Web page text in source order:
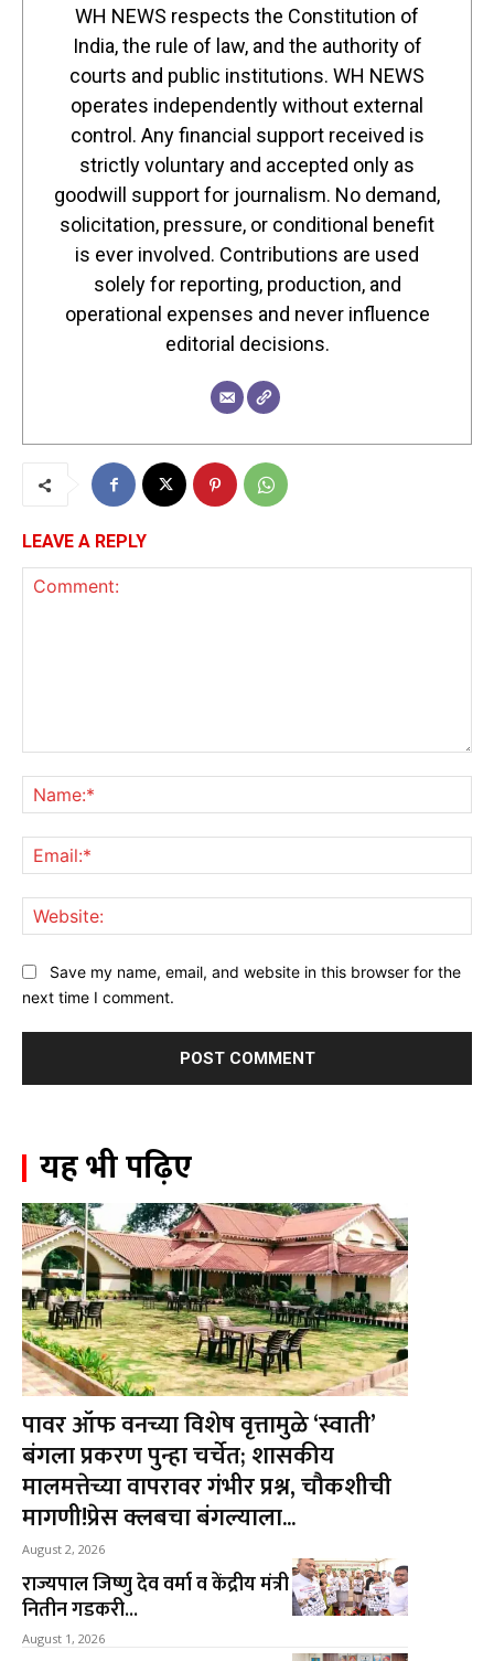
WH NEWS respects the Constitution of
India, the rule of law, and the authority of
courts and public institutions. WH NEWS
operates independently without external
control. Any financial support received is
strictly voluntary and accepted only as
goodwill support for journalism. No demand,
solicitation, pressure, or conditional benefit
is ever involved. Contributions are used
solely for reporting, production, and
operational expenses and never influence
editorial decisions.
LEAVE A REPLY
Save my name, email, and website in this browser for the
next time I comment.
यह भी पढ़िए
पावर ऑफ वनच्या विशेष वृत्तामुळे ‘स्वाती’
बंगला प्रकरण पुन्हा चर्चेत; शासकीय
मालमत्तेच्या वापरावर गंभीर प्रश्न, चौकशीची
मागणी!प्रेस क्लबचा बंगल्याला...
August 2, 2026
राज्यपाल जिष्णु देव वर्मा व केंद्रीय मंत्री
नितीन गडकरी...
August 1, 2026